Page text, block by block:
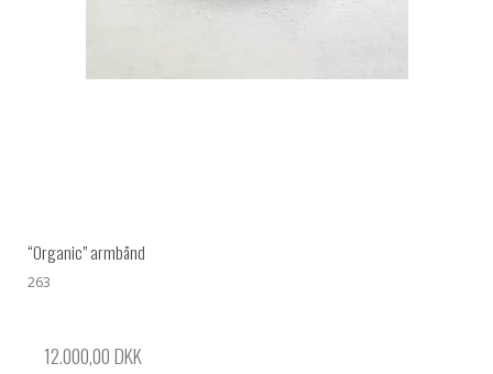
“Organic” armbånd
263
12.000,00 DKK